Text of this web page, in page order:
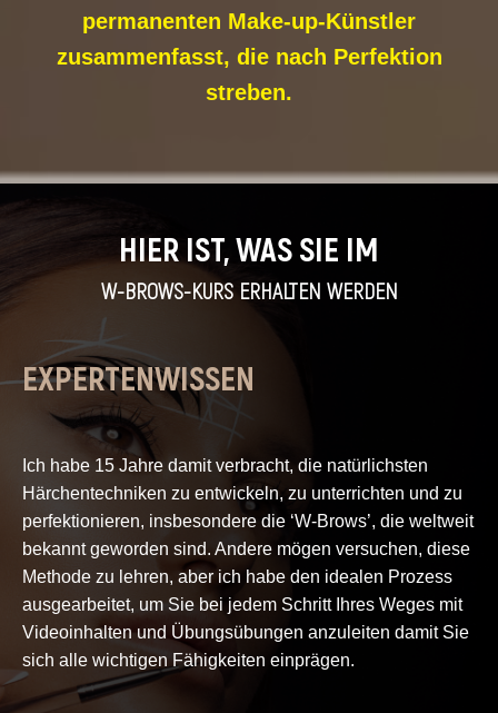
permanenten Make-up-Künstler
zusammenfasst, die nach Perfektion
streben.
HIER IST, WAS SIE IM
W-BROWS-KURS ERHALTEN WERDEN
EXPERTENWISSEN
Ich habe 15 Jahre damit verbracht, die natürlichsten
Härchentechniken zu entwickeln, zu unterrichten und zu
perfektionieren, insbesondere die ‘W-Brows’, die weltweit
bekannt geworden sind. Andere mögen versuchen, diese
Methode zu lehren, aber ich habe den idealen Prozess
ausgearbeitet, um Sie bei jedem Schritt Ihres Weges mit
Videoinhalten und Übungsübungen anzuleiten damit Sie
sich alle wichtigen Fähigkeiten einprägen.